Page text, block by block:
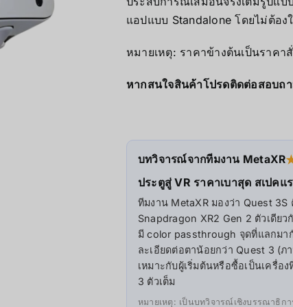
Mini/
AOOSTAR
Wireless
แอปแบบ Standalone โดยไม่ต้อง
หมายเหตุ: ราคาข้างต้นเป็นราค
หากสนใจสินค้าโปรดติดต่อสอบถ
บทวิจารณ์จากทีมงาน MetaXR
ประตูสู่ VR ราคาเบาสุด สเปค
ทีมงาน MetaXR มองว่า Quest
Snapdragon XR2 Gen 2 ตัวเดีย
มี color passthrough จุดที่แลกมา
ละเอียดต่อตาน้อยกว่า Quest 3 (
เหมาะกับผู้เริ่มต้นหรือซื้อเป็นเครื่
3 ตัวเต็ม
หมายเหตุ: เป็นบทวิจารณ์เชิงบรรณาธิก